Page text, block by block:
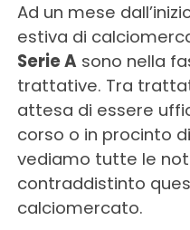
Ad un mese
estiva di
Serie A sono nella
trattative. Tra
attesa di essere
corso o in procinto
vediamo tutte le
contraddistinto
calciomercato.